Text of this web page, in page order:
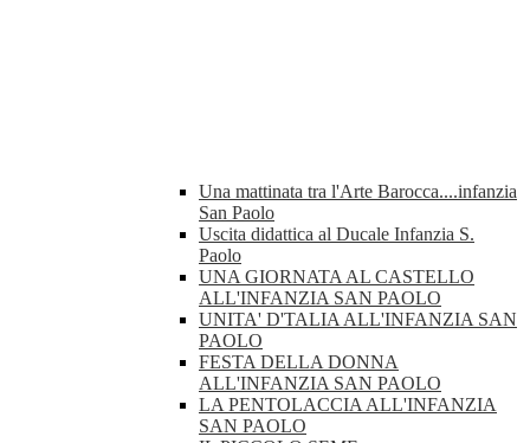
Una mattinata tra l'Arte Barocca....infanzia
San Paolo
Uscita didattica al Ducale Infanzia S.
Paolo
UNA GIORNATA AL CASTELLO
ALL'INFANZIA SAN PAOLO
UNITA' D'TALIA ALL'INFANZIA SAN
PAOLO
FESTA DELLA DONNA
ALL'INFANZIA SAN PAOLO
LA PENTOLACCIA ALL'INFANZIA
SAN PAOLO